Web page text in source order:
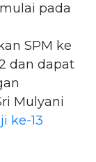
pada
SPM ke
dan dapat
Mulyani
ke-13